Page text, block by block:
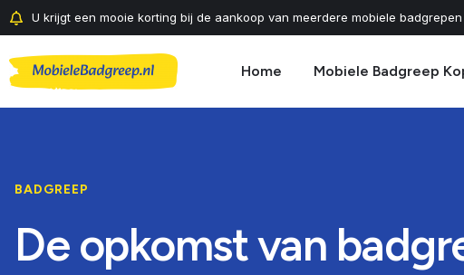
U krijgt een mooie korting bij de aankoop van meerdere mobiele
Home Mobiele Badgreep
BADGREEP
De opkomst van